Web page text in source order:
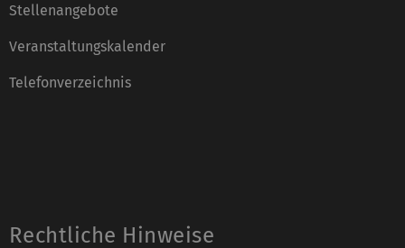
Stellenangebote
Veranstaltungskalender
Telefonverzeichnis
Rechtliche Hinweise